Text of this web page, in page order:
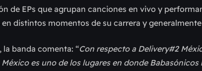
de EPs que agrupan canciones en vivo y
distintos momentos de su carrera y
la banda comenta: “Con respecto a Delivery#2
es uno de los lugares en donde